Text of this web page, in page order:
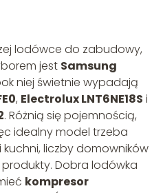
lodówce do zabudowy,
jest Samsung
niej świetnie wypadają
, Electrolux LNT6NE18S i
. Różnią się pojemnością,
idealny model trzeba
liczby domowników
Dobra lodówka
kompresor